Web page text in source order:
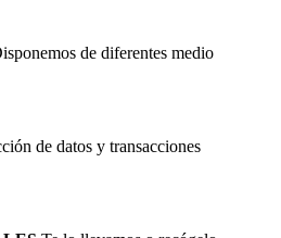
de diferentes medio
de datos y transacciones